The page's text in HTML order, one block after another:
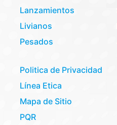
Lanzamientos
Livianos
Pesados
Politica de Privacidad
Línea Etica
Mapa de Sitio
PQR